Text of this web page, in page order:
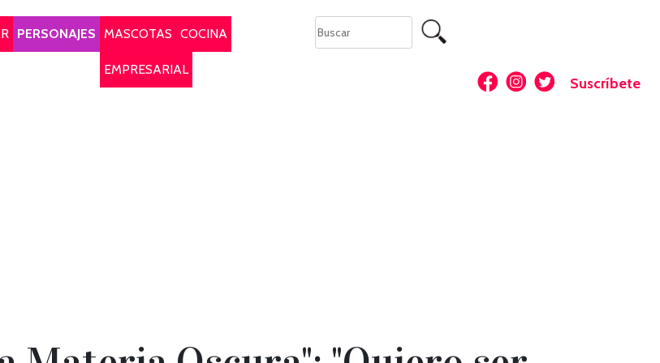
PERSONAJES MASCOTAS COCINA
EMPRESARIAL
Suscríbete